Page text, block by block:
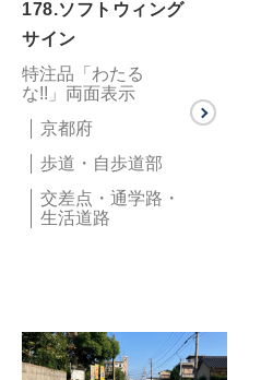
178.ソフトウィング
サイン
特注品「わたる
な!!」両面表示
京都府
歩道・自歩道部
交差点・通学路・
生活道路